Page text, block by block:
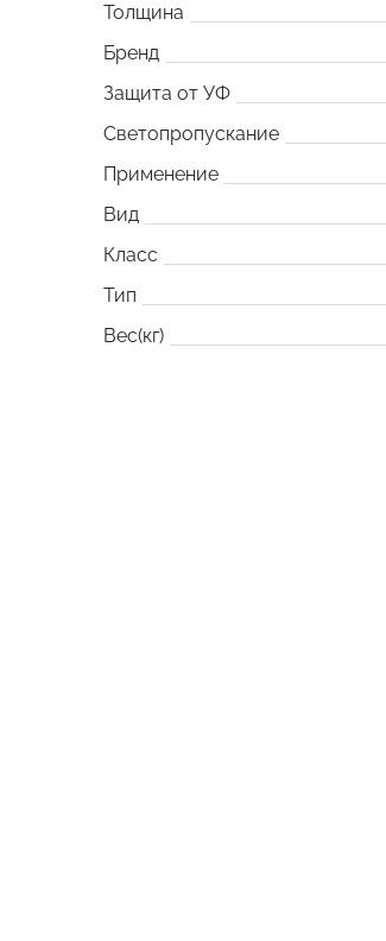
Толщина
Бренд
Защита от УФ
Светопропускание
Применение
Вид
Класс
Тип
Вес(кг)